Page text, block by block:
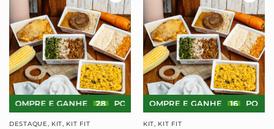
E GANHE 28 PONTOS! COMPRE E GANHE 28
DESTAQUE, KIT, KIT FIT
COMPRE E GANHE 16 PONTOS!
KIT, KIT FIT